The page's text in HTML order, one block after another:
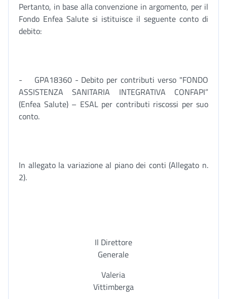
Pertanto, in base alla convenzione in argomento, per il
Fondo Enfea Salute si istituisce il seguente conto di
debito:
- GPA18360 - Debito per contributi verso "FONDO
ASSISTENZA SANITARIA INTEGRATIVA CONFAPI”
(Enfea Salute) – ESAL per contributi riscossi per suo
conto.
In allegato la variazione al piano dei conti (Allegato n.
2).
Il Direttore
Generale
Valeria
Vittimberga